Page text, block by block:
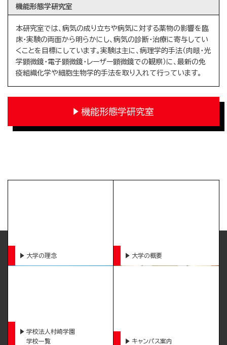
機能形態学研究室
本研究室では、病気の成り立ちや病気に対する薬物の影響を臨
床・実験の両面から明らかにし、病気の診断・治療に寄与してい
くことを目標にしています。実験は主に、病理学的手法（肉眼・光
学顕微鏡・電子顕微鏡・レーザー顕微鏡での観察）に、最新の免
疫組織化学や細胞生物学的手法を取り入れて行っています。
機能形態学研究室
大学の理念 大学の概要
学校法人村崎学園
学校一覧
キャンパス案内